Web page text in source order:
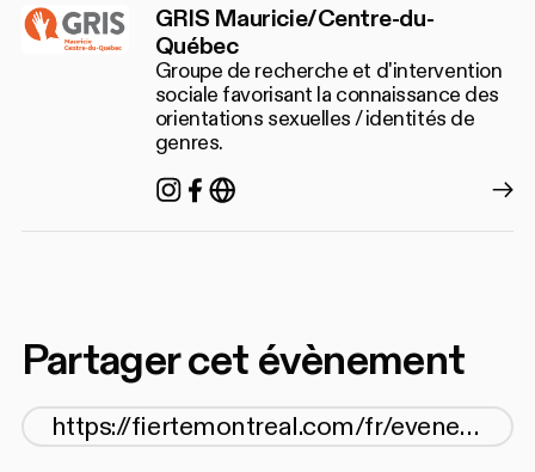
GRIS Mauricie/Centre-du-
Québec
Groupe de recherche et d'intervention
sociale favorisant la connaissance des
orientations sexuelles / identités de
genres.
Instagram
Facebook
https://grismcdq.org/
Partager cet évènement